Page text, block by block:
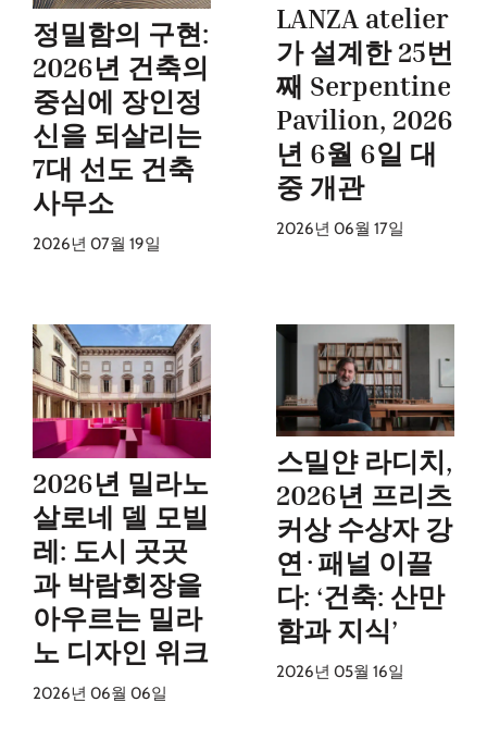
정밀함의 구현:
2026년 건축의
중심에 장인정
신을 되살리는
7대 선도 건축
사무소
2026년 07월 19일
LANZA atelier
가 설계한 25번
째 Serpentine
Pavilion, 2026
년 6월 6일 대
중 개관
2026년 06월 17일
2026년 밀라노
살로네 델 모빌
레: 도시 곳곳
과 박람회장을
아우르는 밀라
노 디자인 위크
2026년 06월 06일
스밀얀 라디치,
2026년 프리츠
커상 수상자 강
연·패널 이끌
다: ‘건축: 산만
함과 지식’
2026년 05월 16일